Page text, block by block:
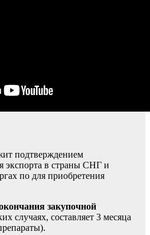
подтверждением
экспорта в страны СНГ и
по для приобретения
закупочной
случаях, составляет 3 месяца